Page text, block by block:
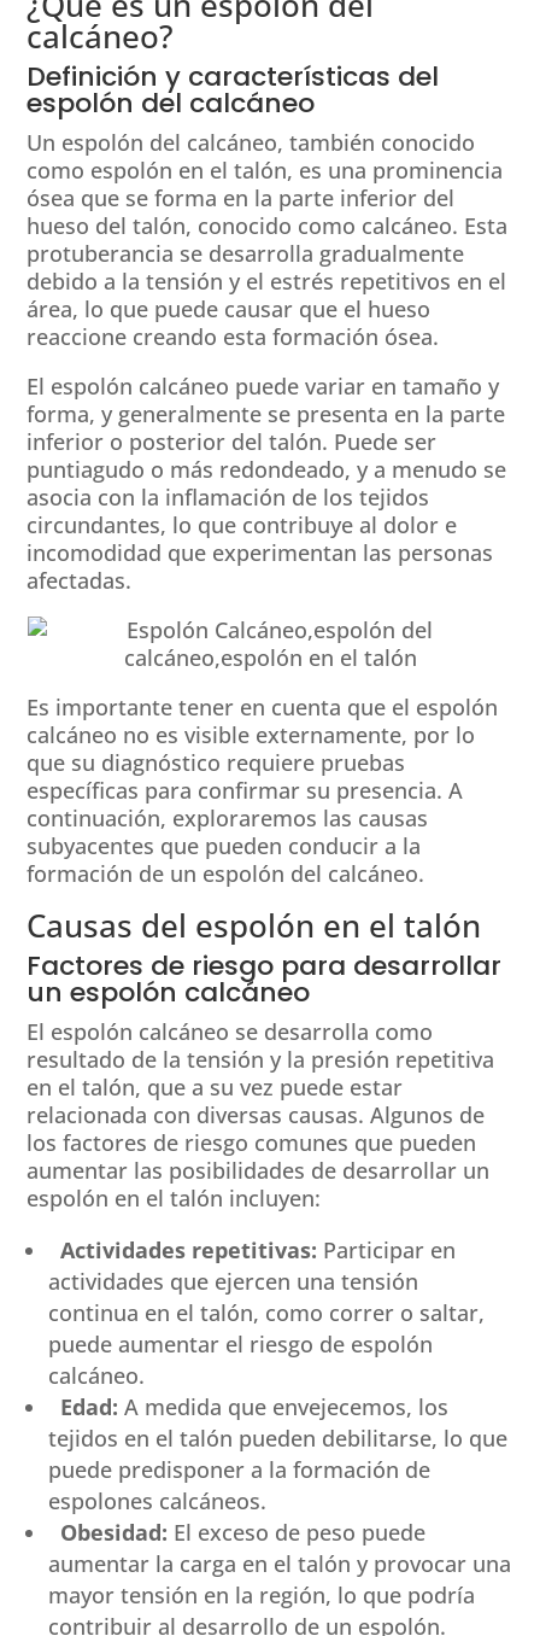
calcáneo?
Definición y características del
espolón del calcáneo
Un espolón del calcáneo, también conocido
como espolón en el talón, es una prominencia
ósea que se forma en la parte inferior del
hueso del talón, conocido como calcáneo. Esta
protuberancia se desarrolla gradualmente
debido a la tensión y el estrés repetitivos en el
área, lo que puede causar que el hueso
reaccione creando esta formación ósea.
El espolón calcáneo puede variar en tamaño y
forma, y generalmente se presenta en la parte
inferior o posterior del talón. Puede ser
puntiagudo o más redondeado, y a menudo se
asocia con la inflamación de los tejidos
circundantes, lo que contribuye al dolor e
incomodidad que experimentan las personas
afectadas.
Es importante tener en cuenta que el espolón
calcáneo no es visible externamente, por lo
que su diagnóstico requiere pruebas
específicas para confirmar su presencia. A
continuación, exploraremos las causas
subyacentes que pueden conducir a la
formación de un espolón del calcáneo.
Causas del espolón en el talón
Factores de riesgo para desarrollar
un espolón calcáneo
El espolón calcáneo se desarrolla como
resultado de la tensión y la presión repetitiva
en el talón, que a su vez puede estar
relacionada con diversas causas. Algunos de
los factores de riesgo comunes que pueden
aumentar las posibilidades de desarrollar un
espolón en el talón incluyen:
Actividades repetitivas: Participar en
actividades que ejercen una tensión
continua en el talón, como correr o saltar,
puede aumentar el riesgo de espolón
calcáneo.
Edad: A medida que envejecemos, los
tejidos en el talón pueden debilitarse, lo que
puede predisponer a la formación de
espolones calcáneos.
Obesidad: El exceso de peso puede
aumentar la carga en el talón y provocar una
mayor tensión en la región, lo que podría
contribuir al desarrollo de un espolón.